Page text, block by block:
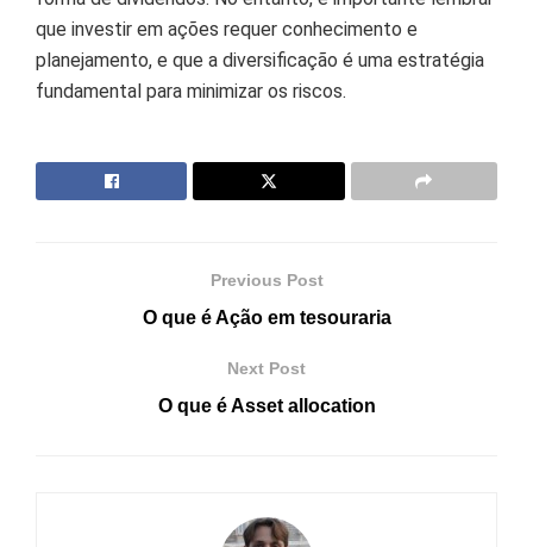
que investir em ações requer conhecimento e
planejamento, e que a diversificação é uma estratégia
fundamental para minimizar os riscos.
Previous Post
O que é Ação em tesouraria
Next Post
O que é Asset allocation